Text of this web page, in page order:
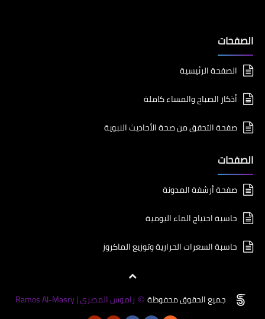
الصفحات
الصفحة الرئيسية
أذكار الصباح والمساء كاملة
صفحة التحقق من صحة الأحاديث النبوية
الصفحات
صفحة أرشفة المدونة
حاسبة احتياج الماء اليومية
حاسبة السعرات الحرارية وتوزيع الماكروز
جميع الحقوق محفوظة © راموس المصري | Ramos Al-Masry